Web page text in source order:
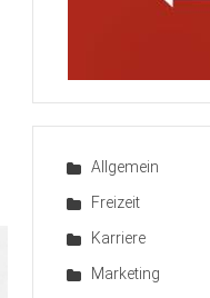
Allgemein
Freizeit
Karriere
Marketing